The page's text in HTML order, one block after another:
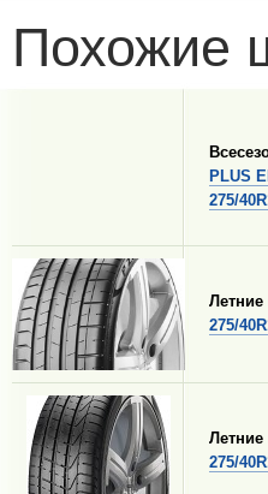
Похожие
PLUS
275/
275/
275/